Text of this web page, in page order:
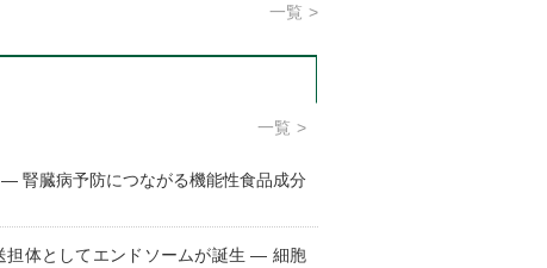
一覧
一覧
腎臓病予防につながる機能性食品成分
担体としてエンドソームが誕生 ― 細胞